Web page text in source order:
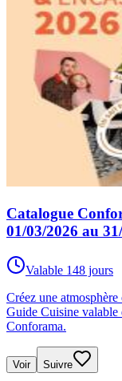
Catalogue
01/03/2026 au
Valable 148 jours
Créez une
Guide Cuisine
Conforama.
Voir Suivre